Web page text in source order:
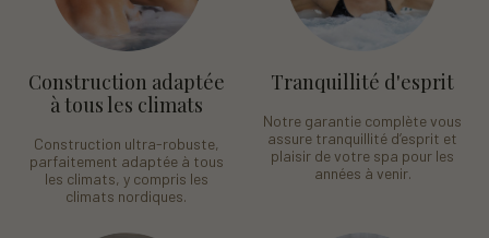
Construction adaptée
à tous les climats
Construction ultra-robuste,
parfaitement adaptée à tous
les climats, y compris les
climats nordiques.
Tranquillité d'esprit
Notre garantie complète vous
assure tranquillité d’esprit et
plaisir de votre spa pour les
années à venir.